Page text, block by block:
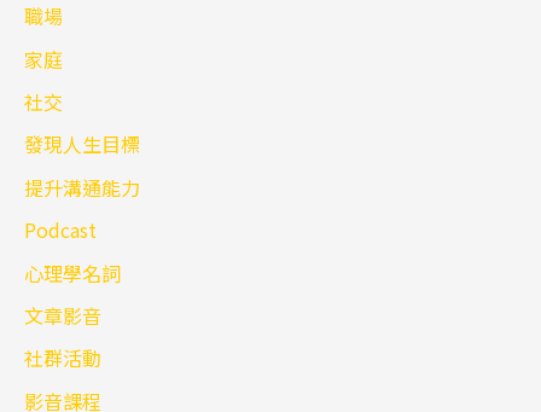
職場
家庭
社交
發現人生目標
提升溝通能力
Podcast
心理學名詞
文章影音
社群活動
影音課程